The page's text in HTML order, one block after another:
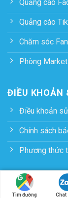
Quảng cáo
Quảng cáo
Chăm sóc
Phòng
ĐIỀU KHOẢN
Điều khoản
Chính sách
Phương thức
Tìm đường Chat